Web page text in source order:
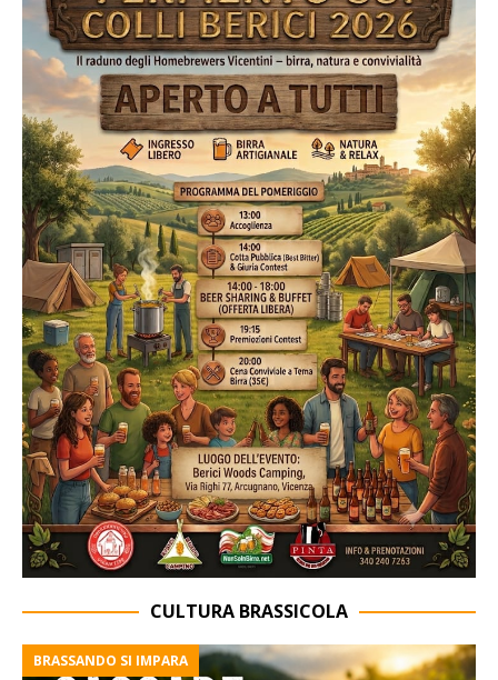
CULTURA BRASSICOLA
BRASSANDO SI IMPARA